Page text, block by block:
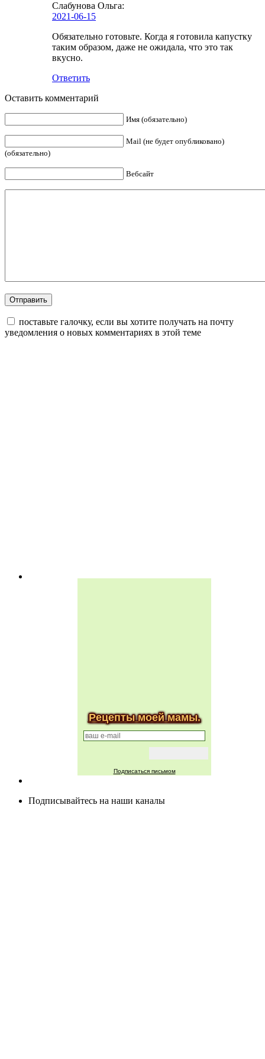
Слабунова Ольга:
2021-06-15
Обязательно готовьте. Когда я готовила капустку
таким образом, даже не ожидала, что это так
вкусно.
Ответить
Оставить комментарий
Имя (обязательно)
Mail (не будет опубликовано)
(обязательно)
Вебсайт
поставьте галочку, если вы хотите получать на почту
уведомления о новых комментариях в этой теме
Рецепты моей мамы.
Подписаться письмом
Подписывайтесь на наши каналы